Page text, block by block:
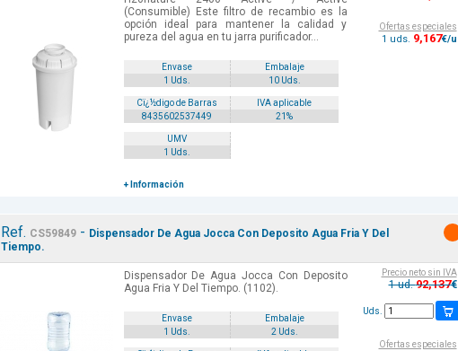
(Consumible) Este filtro de recambio es la
opción ideal para mantener la calidad y
pureza del agua en tu jarra purificador...
Envase
Embalaje
1 Uds.
10 Uds.
Cï¿½digo de Barras
IVA aplicable
8435602537449
21%
UMV
1 Uds.
+ Información
Ofertas especiales
1 uds. 9,167€/u
Ref. CS59849- Dispensador De Agua Jocca Con Deposito Agua Fria Y Del
Tiempo.
Dispensador De Agua Jocca Con Deposito
Agua Fria Y Del Tiempo. (1102).
Envase
Embalaje
1 Uds.
2 Uds.
Precio neto sin IVA
1 ud.92,137€
Uds.
Ofertas especiales